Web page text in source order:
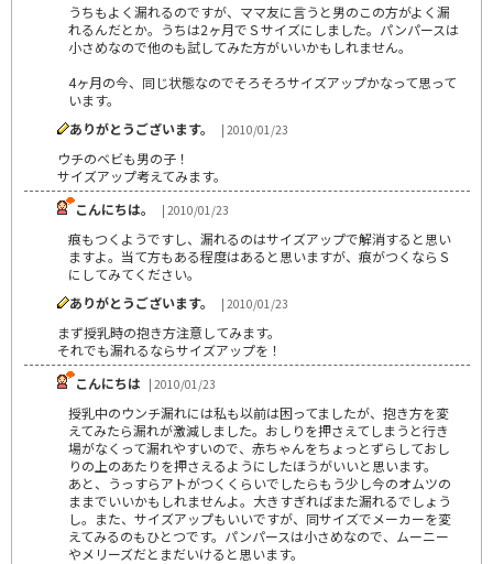
うちもよく漏れるのですが、ママ友に言うと男のこの方がよく漏
れるんだとか。うちは2ヶ月でＳサイズにしました。パンパースは
小さめなので他のも試してみた方がいいかもしれません。
4ヶ月の今、同じ状態なのでそろそろサイズアップかなって思って
います。
ありがとうございます。
| 2010/01/23
ウチのベビも男の子！
サイズアップ考えてみます。
こんにちは。
| 2010/01/23
痕もつくようですし、漏れるのはサイズアップで解消すると思い
ますよ。当て方もある程度はあると思いますが、痕がつくならＳ
にしてみてください。
ありがとうございます。
| 2010/01/23
まず授乳時の抱き方注意してみます。
それでも漏れるならサイズアップを！
こんにちは | 2010/01/23
授乳中のウンチ漏れには私も以前は困ってましたが、抱き方を変
えてみたら漏れが激減しました。おしりを押さえてしまうと行き
場がなくって漏れやすいので、赤ちゃんをちょっとずらしておし
りの上のあたりを押さえるようにしたほうがいいと思います。
あと、うっすらアトがつくくらいでしたらもう少し今のオムツの
ままでいいかもしれませんよ。大きすぎればまた漏れるでしょう
し。また、サイズアップもいいですが、同サイズでメーカーを変
えてみるのもひとつです。パンパースは小さめなので、ムーニー
やメリーズだとまだいけると思います。